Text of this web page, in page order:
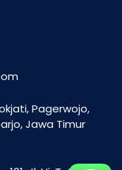
Pagerwojo,
Jawa Timur